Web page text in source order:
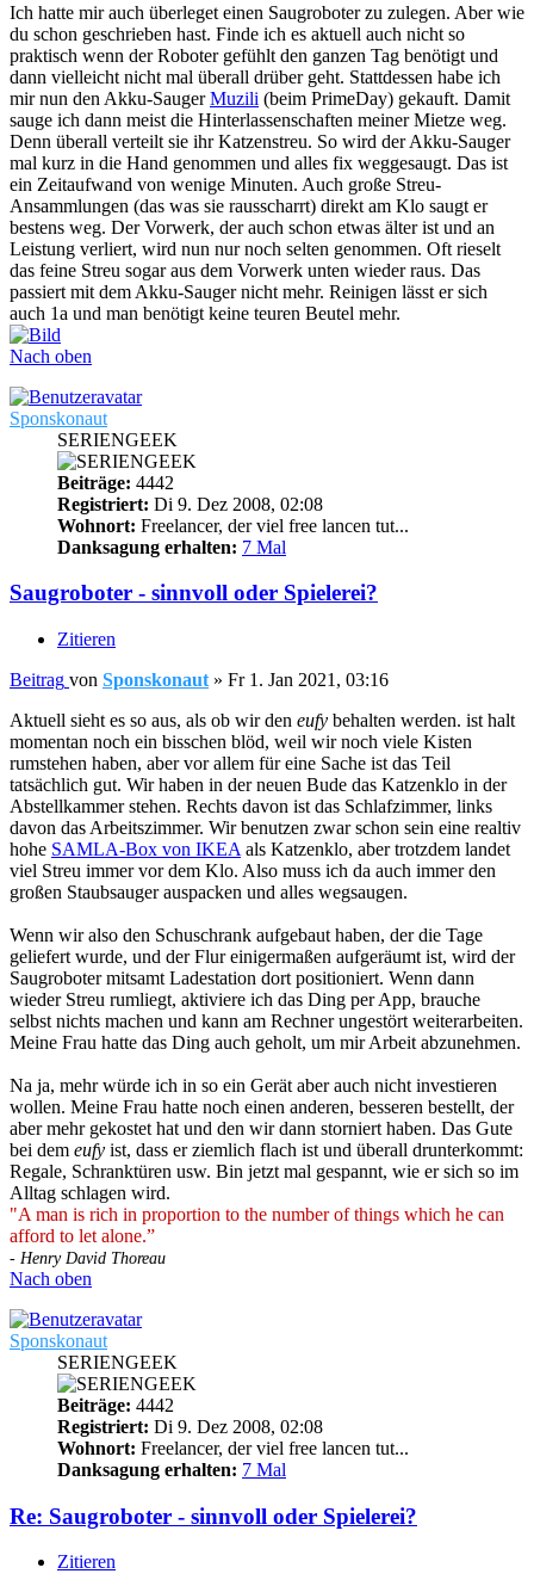
Ich hatte mir auch überleget einen Saugroboter zu zulegen. Aber wie
du schon geschrieben hast. Finde ich es aktuell auch nicht so
praktisch wenn der Roboter gefühlt den ganzen Tag benötigt und
dann vielleicht nicht mal überall drüber geht. Stattdessen habe ich
mir nun den Akku-SaugerMuzili (beim PrimeDay) gekauft. Damit
sauge ich dann meist die Hinterlassenschaften meiner Mietze weg.
Denn überall verteilt sie ihr Katzenstreu. So wird der Akku-Sauger
mal kurz in die Hand genommen und alles fix weggesaugt. Das ist
ein Zeitaufwand von wenige Minuten. Auch große Streu-
Ansammlungen (das was sie rausscharrt) direkt am Klo saugt er
bestens weg. Der Vorwerk, der auch schon etwas älter ist und an
Leistung verliert, wird nun nur noch selten genommen. Oft rieselt
das feine Streu sogar aus dem Vorwerk unten wieder raus. Das
passiert mit dem Akku-Sauger nicht mehr. Reinigen lässt er sich
auch 1a und man benötigt keine teuren Beutel mehr.
Nach oben
Sponskonaut
SERIENGEEK
Beiträge: 4442
Registriert: Di 9. Dez 2008, 02:08
Wohnort: Freelancer, der viel free lancen tut...
Danksagung erhalten: 7 Mal
Saugroboter - sinnvoll oder Spielerei?
Zitieren
Beitrag von Sponskonaut » Fr 1. Jan 2021, 03:16
Aktuell sieht es so aus, als ob wir den eufy behalten werden. ist halt
momentan noch ein bisschen blöd, weil wir noch viele Kisten
rumstehen haben, aber vor allem für eine Sache ist das Teil
tatsächlich gut. Wir haben in der neuen Bude das Katzenklo in der
Abstellkammer stehen. Rechts davon ist das Schlafzimmer, links
davon das Arbeitszimmer. Wir benutzen zwar schon sein eine realtiv
hohe SAMLA-Box von IKEA als Katzenklo, aber trotzdem landet
viel Streu immer vor dem Klo. Also muss ich da auch immer den
großen Staubsauger auspacken und alles wegsaugen.
Wenn wir also den Schuschrank aufgebaut haben, der die Tage
geliefert wurde, und der Flur einigermaßen aufgeräumt ist, wird der
Saugroboter mitsamt Ladestation dort positioniert. Wenn dann
wieder Streu rumliegt, aktiviere ich das Ding per App, brauche
selbst nichts machen und kann am Rechner ungestört weiterarbeiten.
Meine Frau hatte das Ding auch geholt, um mir Arbeit abzunehmen.
Na ja, mehr würde ich in so ein Gerät aber auch nicht investieren
wollen. Meine Frau hatte noch einen anderen, besseren bestellt, der
aber mehr gekostet hat und den wir dann storniert haben. Das Gute
bei dem eufy ist, dass er ziemlich flach ist und überall drunterkommt:
Regale, Schranktüren usw. Bin jetzt mal gespannt, wie er sich so im
Alltag schlagen wird.
"A man is rich in proportion to the number of things which he can
afford to let alone.”
- Henry David Thoreau
Nach oben
Sponskonaut
SERIENGEEK
Beiträge: 4442
Registriert: Di 9. Dez 2008, 02:08
Wohnort: Freelancer, der viel free lancen tut...
Danksagung erhalten: 7 Mal
Re: Saugroboter - sinnvoll oder Spielerei?
Zitieren